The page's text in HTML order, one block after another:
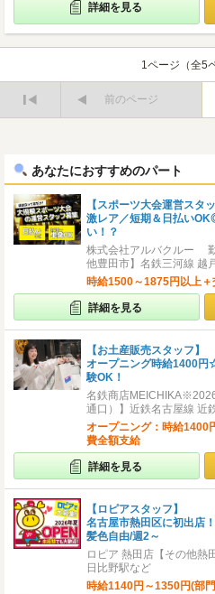
詳細を見る
1ページ（全5
前のページ
あなたにおすすめのパート
【スポーツ大会運営スタッ
激レア／短期＆日払い
い！？
株式会社アルバクルー
他豊田市】名鉄三河線 越
時給1500～1875円以上＋
詳細を見る
【お土産販売スタッフ】
オープニング時給1400
験OK！
名鉄商店
通口）】近鉄名古屋線 近
オープニング：時給
費全額支給
詳細を見る
【ロピアスタッフ】
名古屋市熱田区に初出店
髪色自由/週2～
ロピア 熱田店【その他熱
日比野駅など
時給1140円～1350円(部